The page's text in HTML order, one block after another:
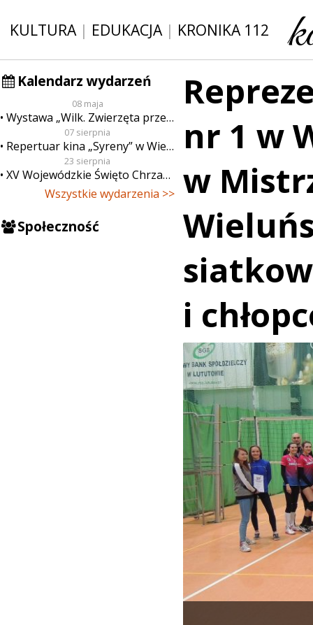
KULTURA| EDUKACJA| KRONIKA 112
Kalendarz wydarzeń
08 maja
Wystawa „Wilk. Zwierzęta przeklęte”
07 sierpnia
Repertuar kina „Syreny” w Wieluniu w dn. od 7 do 13 sierpnia
23 sierpnia
XV Wojewódzkie Święto Chrzanu
Wszystkie wydarzenia >>
Społeczność
nr 1 w
w
i